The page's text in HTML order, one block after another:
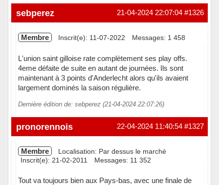
#1326
21-04-2024 22:07:04
sebperez
Membre Inscrit(e): 11-07-2022 Messages: 1 458
L'union saint gilloise rate complètement ses play offs.
4eme défaite de suite en autant de journées. Ils sont
maintenant à 3 points d'Anderlecht alors qu'ils avaient
largement dominés la saison régulière.
Dernière édition de: sebperez (21-04-2024 22:07:26)
Hors ligne #1327
22-04-2024 11:40:54
pronorennois
Membre
Localisation: Par dessus le marché
Inscrit(e): 21-02-2011
Messages: 11 352
Tout va toujours bien aux Pays-bas, avec une finale de